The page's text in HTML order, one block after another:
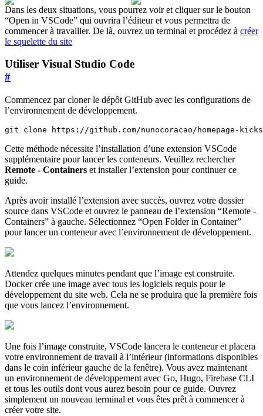
Dans les deux situations, vous pourrez voir et cliquer sur le bouton
“Open in VSCode” qui ouvrira l’éditeur et vous permettra de
commencer à travailler. De là, ouvrez un terminal et procédez à créer
le squelette du site
Utiliser Visual Studio Code
#
Commencez par cloner le dépôt GitHub avec les configurations de
l’environnement de développement.
git clone https://github.com/nunocoracao/homepage-
Cette méthode nécessite l’installation d’une extension VSCode
supplémentaire pour lancer les conteneurs. Veuillez rechercher
Remote - Containers et installer l’extension pour continuer ce
guide.
Après avoir installé l’extension avec succès, ouvrez votre dossier
source dans VSCode et ouvrez le panneau de l’extension “Remote -
Containers” à gauche. Sélectionnez “Open Folder in Container”
pour lancer un conteneur avec l’environnement de développement.
Attendez quelques minutes pendant que l’image est construite.
Docker crée une image avec tous les logiciels requis pour le
développement du site web. Cela ne se produira que la première fois
que vous lancez l’environnement.
Une fois l’image construite, VSCode lancera le conteneur et placera
votre environnement de travail à l’intérieur (informations disponibles
dans le coin inférieur gauche de la fenêtre). Vous avez maintenant
un environnement de développement avec Go, Hugo, Firebase CLI
et tous les outils dont vous aurez besoin pour ce guide. Ouvrez
simplement un nouveau terminal et vous êtes prêt à commencer à
créer votre site.